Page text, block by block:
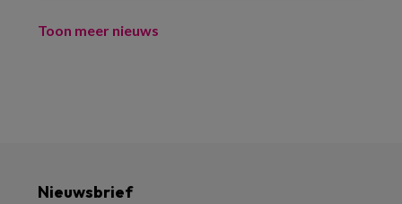
Toon meer nieuws
Nieuwsbrief